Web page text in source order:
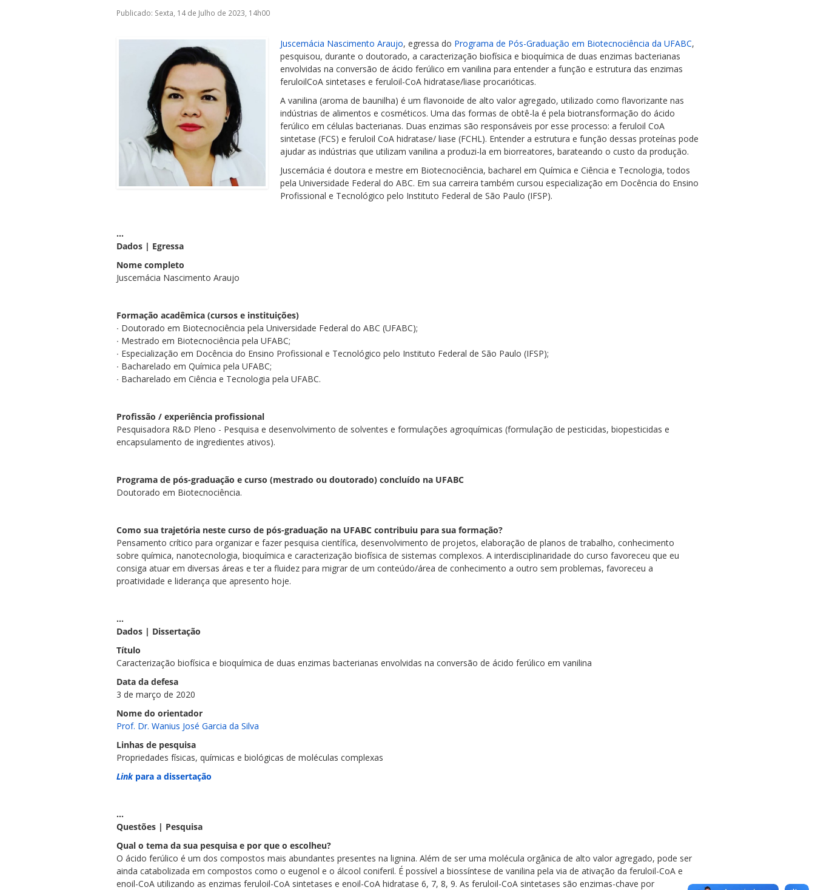
Publicado: Sexta, 14 de Julho de 2023, 14h00
Juscemácia Nascimento Araujo, egressa do Programa de Pós-Graduação em Biotecnociência da UFABC,
pesquisou, durante o doutorado, a caracterização biofísica e bioquímica de duas enzimas bacterianas
envolvidas na conversão de ácido ferúlico em vanilina para entender a função e estrutura das enzimas
feruloilCoA sintetases e feruloil-CoA hidratase/liase procarióticas.
A vanilina (aroma de baunilha) é um flavonoide de alto valor agregado, utilizado como flavorizante nas
indústrias de alimentos e cosméticos. Uma das formas de obtê-la é pela biotransformação do ácido
ferúlico em células bacterianas. Duas enzimas são responsáveis por esse processo: a feruloil CoA
sintetase (FCS) e feruloil CoA hidratase/ liase (FCHL). Entender a estrutura e função dessas proteínas pode
ajudar as indústrias que utilizam vanilina a produzi-la em biorreatores, barateando o custo da produção.
Juscemácia é doutora e mestre em Biotecnociência, bacharel em Química e Ciência e Tecnologia, todos
pela Universidade Federal do ABC. Em sua carreira também cursou especialização em Docência do Ensino
Profissional e Tecnológico pelo Instituto Federal de São Paulo (IFSP).
...
Dados | Egressa
Nome completo
Juscemácia Nascimento Araujo
Formação acadêmica (cursos e instituições)
∙ Doutorado em Biotecnociência pela Universidade Federal do ABC (UFABC);
∙ Mestrado em Biotecnociência pela UFABC;
∙ Especialização em Docência do Ensino Profissional e Tecnológico pelo Instituto Federal de São Paulo (IFSP);
∙ Bacharelado em Química pela UFABC;
∙ Bacharelado em Ciência e Tecnologia pela UFABC.
Profissão / experiência profissional
Pesquisadora R&D Pleno - Pesquisa e desenvolvimento de solventes e formulações agroquímicas (formulação de pesticidas, biopesticidas e
encapsulamento de ingredientes ativos).
Programa de pós-graduação e curso (mestrado ou doutorado) concluído na UFABC
Doutorado em Biotecnociência.
Como sua trajetória neste curso de pós-graduação na UFABC contribuiu para sua formação?
Pensamento crítico para organizar e fazer pesquisa científica, desenvolvimento de projetos, elaboração de planos de trabalho, conhecimento
sobre química, nanotecnologia, bioquímica e caracterização biofísica de sistemas complexos. A interdisciplinaridade do curso favoreceu que eu
consiga atuar em diversas áreas e ter a fluidez para migrar de um conteúdo/área de conhecimento a outro sem problemas, favoreceu a
proatividade e liderança que apresento hoje.
...
Dados | Dissertação
Título
Caracterização biofísica e bioquímica de duas enzimas bacterianas envolvidas na conversão de ácido ferúlico em vanilina
Data da defesa
3 de março de 2020
Nome do orientador
Prof. Dr. Wanius José Garcia da Silva
Linhas de pesquisa
Propriedades físicas, químicas e biológicas de moléculas complexas
Linkpara a dissertação
...
Questões | Pesquisa
Qual o tema da sua pesquisa e por que o escolheu?
O ácido ferúlico é um dos compostos mais abundantes presentes na lignina. Além de ser uma molécula orgânica de alto valor agregado, pode ser
ainda catabolizada em compostos como o eugenol e o álcool coniferil. É possível a biossíntese de vanilina pela via de ativação da feruloil-CoA e
enoil-CoA utilizando as enzimas feruloil-CoA sintetases e enoil-CoA hidratase 6, 7, 8, 9. As feruloil-CoA sintetases são enzimas-chave por